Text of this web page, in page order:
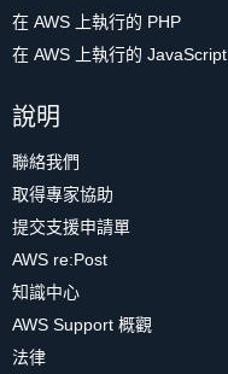
在 AWS 上執行的 PHP
在 AWS 上執行的 JavaScript
說明
聯絡我們
取得專家協助
提交支援申請單
AWS re:Post
知識中心
AWS Support 概觀
法律